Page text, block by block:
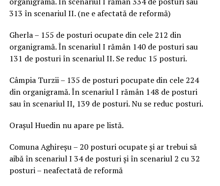
313 în scenariul II. (ne e afectată de reformă)
Gherla – 155 de posturi ocupate din cele 212 din
organigramă. În scenariul I rămân 140 de posturi sau
131 de posturi în scenariul II. Se reduc 15 posturi.
Câmpia Turzii – 135 de posturi pocupate din cele 224
din organigramă. În scenariul I rămân 148 de posturi
sau în scenariul II, 139 de posturi. Nu se reduc posturi.
Orașul Huedin nu apare pe listă.
Comuna Aghireșu – 20 posturi ocupate și ar trebui să
aibă în scenariul I 34 de posturi și în scenariul 2 cu 32
posturi – neafectată de reformă